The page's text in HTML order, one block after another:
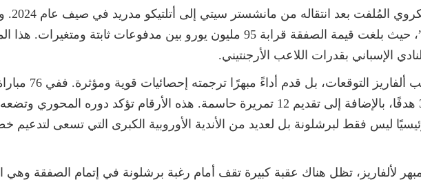
ووصل
استثمارًا ضخمًا بالنسبة لـ “الروخيبلانكوس”، حيث بلغت قيمة الصفقة قرابة 95 مليون يورو بين مدفوعات
الإسباني بقدرات اللاعب الأرجنتيني.
ومنذ وصوله إلى العاصمة
أتلتيكو مدريد، تمكن ألفاريز من تسجيل 39 هدفًا، بالإضافة إلى تقديم 12 تمريرة حاسمة. هذه الأرقام تؤكد
ليس فقط لبرشلونة بل لعديد من الأندية الأوروبية الكبرى التي تسعى لتدعيم
لألفاريز، تظل هناك عقبة كبيرة تقف أمام رغبة برشلونة في إتمام الصفقة وهي